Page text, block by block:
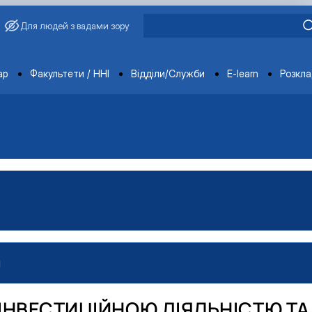
Для людей з вадами зору
Факультети / ННІ Відділи/Служби E-learn